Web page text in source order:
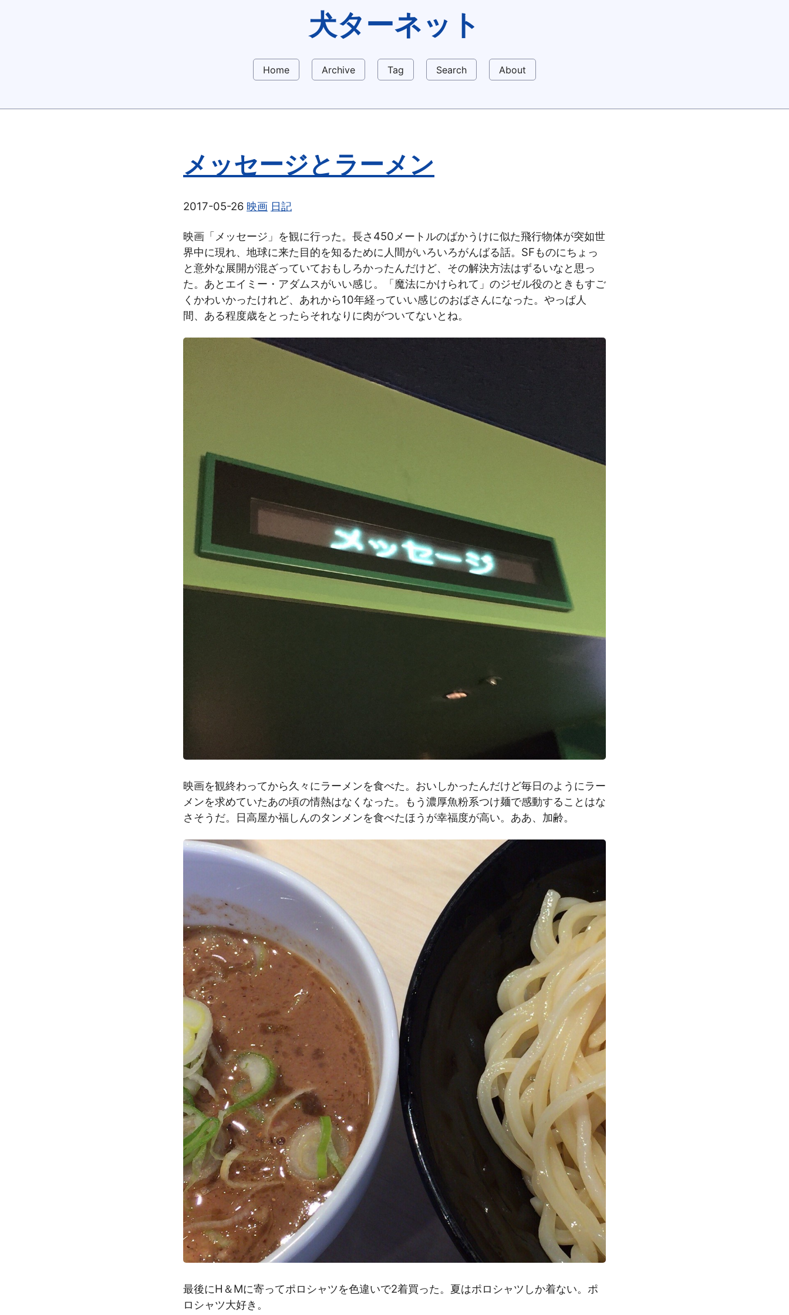
犬ターネット
Home Archive Tag Search About
メッセージとラーメン
2017-05-26 映画 日記
映画「メッセージ」を観に行った。長さ450メートルのばかうけに似た飛行物体が突如世
界中に現れ、地球に来た目的を知るために人間がいろいろがんばる話。SFものにちょっ
と意外な展開が混ざっていておもしろかったんだけど、その解決方法はずるいなと思っ
た。あとエイミー・アダムスがいい感じ。「魔法にかけられて」のジゼル役のときもすご
くかわいかったけれど、あれから10年経っていい感じのおばさんになった。やっぱ人
間、ある程度歳をとったらそれなりに肉がついてないとね。
映画を観終わってから久々にラーメンを食べた。おいしかったんだけど毎日のようにラー
メンを求めていたあの頃の情熱はなくなった。もう濃厚魚粉系つけ麺で感動することはな
さそうだ。日高屋か福しんのタンメンを食べたほうが幸福度が高い。ああ、加齢。
最後にH＆Mに寄ってポロシャツを色違いで2着買った。夏はポロシャツしか着ない。ポ
ロシャツ大好き。